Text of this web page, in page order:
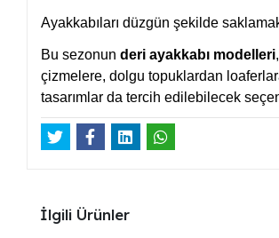
Ayakkabıları düzgün şekilde
Bu sezonunderi ayakkabı modelleri
çizmelere, dolgu topuklardan
tasarımlar da tercih edilebilecek
İlgili Ürünler